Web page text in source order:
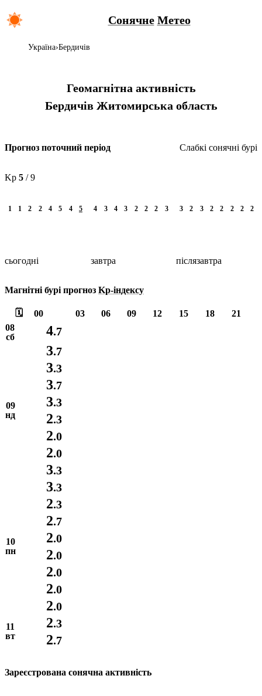
Сонячне Метео
Україна Бердичів
Геомагнітна активність
Бердичів Житомирська область
Прогноз поточний період Слабкі сонячні бурі
Kp 5 / 9
1 1 2 2 4 5 4 5 4 3 4 3 2 2 2 3 3 2 3 2 2 2 2 2
сьогодні завтра післязавтра
Магнітні бурі прогноз Kp-індексу
🗓️ 00 03 06 09 12 15 18
21
08
сб
4.7
09
нд
3.7
3.3
3.7
3.3
2.3
2.0
2.0
3.3
10
пн
3.3
2.3
2.7
2.0
2.0
2.0
2.0
2.0
11
вт
2.3
2.7
Зареєстрована сонячна активність